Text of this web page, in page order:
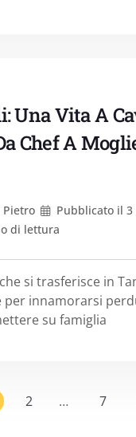
Una Vita A
Chef A
Pietro Pubblicato il 3
di lettura
si trasferisce in
per innamorarsi
su famiglia
2 … 7